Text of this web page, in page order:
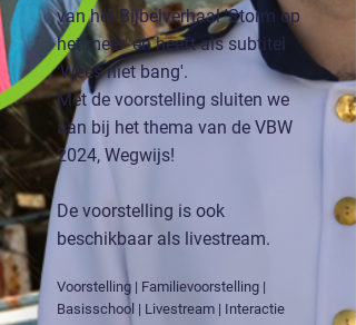
van het Bijbelverhaal 'Storm op
het meer' en heeft alssubtitel
'Wees niet bang'.
Met de voorstelling sluiten we
aan bij het thema van de VBW
2024, Wegwijs!
De voorstelling is ook
beschikbaar als livestream.
Voorstelling | Familievoorstelling |
Basisschool | Livestream | Interactie